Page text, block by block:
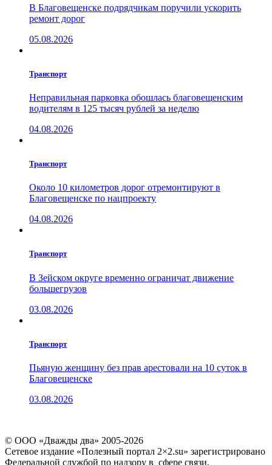
В Благовещенске подрядчикам поручили ускорить
ремонт дорог
05.08.2026
Транспорт
Неправильная парковка обошлась благовещенским
водителям в 125 тысяч рублей за неделю
04.08.2026
Транспорт
Около 10 километров дорог отремонтируют в
Благовещенске по нацпроекту
04.08.2026
Транспорт
В Зейском округе временно ограничат движение
большегрузов
03.08.2026
Транспорт
Пьяную женщину без прав арестовали на 10 суток в
Благовещенске
03.08.2026
© ООО «Дважды два» 2005-2026
Сетевое издание «Полезный портал 2×2.su» зарегистрировано
Федеральной службой по надзору в сфере связи,